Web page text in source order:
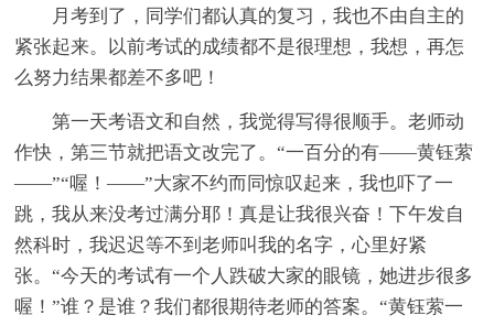
月考到了，同学们都认真的复习，我也不由自主的
紧张起来。以前考试的成绩都不是很理想，我想，再怎
么努力结果都差不多吧！
第一天考语文和自然，我觉得写得很顺手。老师动
作快，第三节就把语文改完了。“一百分的有——黄钰萦
——”“喔！——”大家不约而同惊叹起来，我也吓了一
跳，我从来没考过满分耶！真是让我很兴奋！下午发自
然科时，我迟迟等不到老师叫我的名字，心里好紧
张。“今天的考试有一个人跌破大家的眼镜，她进步很多
喔！”谁？是谁？我们都很期待老师的答案。“黄钰萦一